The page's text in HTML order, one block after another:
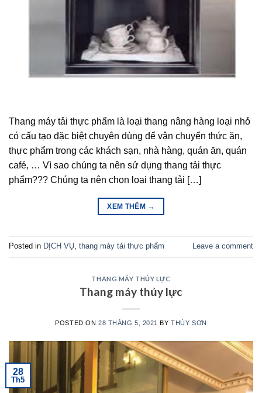
Thang máy tải thực phẩm là loại thang nâng hàng loại nhỏ
có cấu tạo đặc biệt chuyên dùng để vận chuyển thức ăn,
thực phẩm trong các khách sạn, nhà hàng, quán ăn, quán
café, … Vì sao chúng ta nên sử dụng thang tải thực
phẩm??? Chúng ta nên chọn loại thang tải […]
XEM THÊM →
Posted in DỊCH VỤ thang máy tải thực phẩm Leave a comment
THANG MÁY THỦY LỰC
Thang máy thủy lực
POSTED ON 28 THÁNG 5, 2021 BYTHỦY SƠN
28
Th5